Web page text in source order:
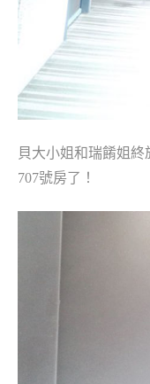
貝大小姐和瑞餚姐
707號房了！